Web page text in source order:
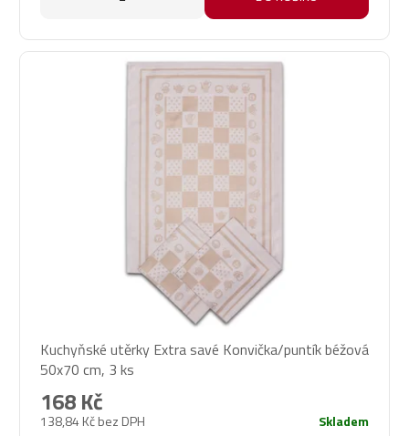
Kuchyňské utěrky Extra savé Konvička/puntík béžová
50x70 cm, 3 ks
138,84 Kč bez DPH
168 Kč
Skladem